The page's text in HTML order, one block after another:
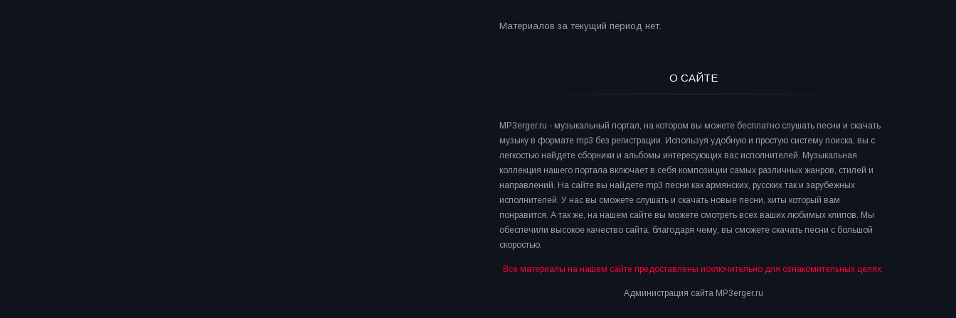
Материалов за текущий период нет.
О САЙТЕ
MP3erger.ru - музыкальный портал, на котором вы можете бесплатно слушать песни и скачать
музыку в формате mp3 без регистрации. Используя удобную и простую систему поиска, вы с
легкостью найдете сборники и альбомы интересующих вас исполнителей. Музыкальная
коллекция нашего портала включает в себя композиции самых различных жанров, стилей и
направлений. На сайте вы найдете mp3 песни как армянских, русских так и зарубежных
исполнителей. У нас вы сможете слушать и скачать новые песни, хиты который вам
понравится. А так же, на нашем сайте вы можете смотреть всех ваших любимых клипов. Мы
обеспечили высокое качество сайта, благодаря чему, вы сможете скачать песни с большой
скоростью.
Все материалы на нашем сайте предоставлены исключительно для ознакомительных целях.
Администрация сайта MP3erger.ru